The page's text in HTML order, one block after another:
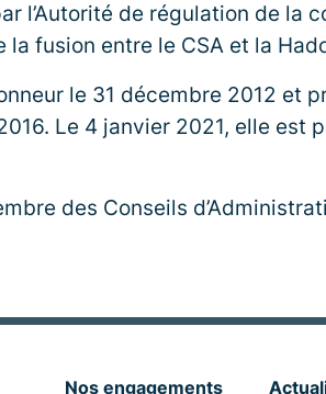
l’Autorité de régulation de la
la fusion entre le CSA et la
le 31 décembre 2012 et
Le 4 janvier 2021, elle est
des Conseils
Nos engagements